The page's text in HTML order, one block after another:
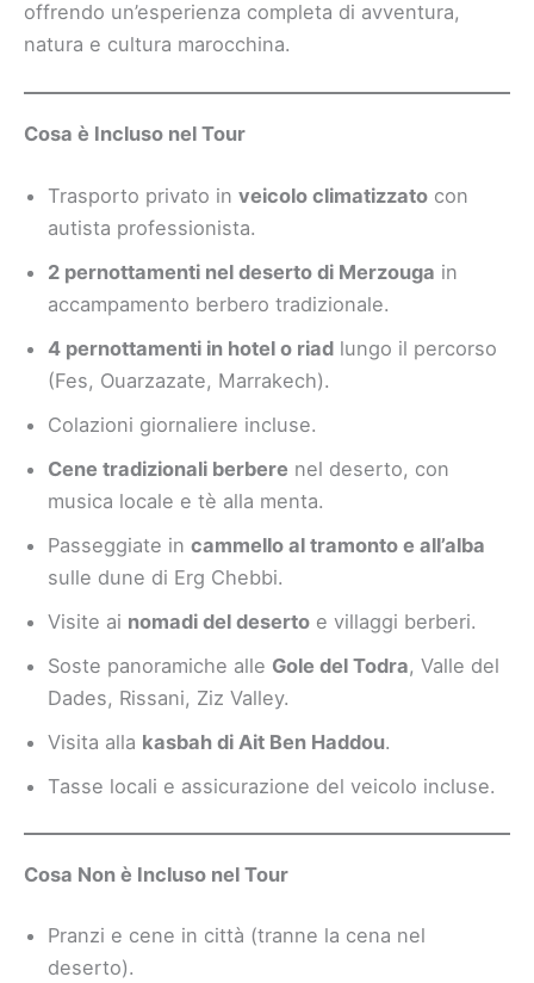
offrendo un’esperienza completa di avventura,
natura e cultura marocchina.
Cosa è Incluso nel Tour
Trasporto privato in veicolo climatizzato con
autista professionista.
2 pernottamenti nel deserto di Merzouga in
accampamento berbero tradizionale.
4 pernottamenti in hotel o riad lungo il percorso
(Fes, Ouarzazate, Marrakech).
Colazioni giornaliere incluse.
Cene tradizionali berbere nel deserto, con
musica locale e tè alla menta.
Passeggiate in cammello al tramonto e all’alba
sulle dune di Erg Chebbi.
Visite ai nomadi del deserto e villaggi berberi.
Soste panoramiche alle Gole del Todra, Valle del
Dades, Rissani, Ziz Valley.
Visita alla kasbah di Ait Ben Haddou.
Tasse locali e assicurazione del veicolo incluse.
Cosa Non è Incluso nel Tour
Pranzi e cene in città (tranne la cena nel
deserto).